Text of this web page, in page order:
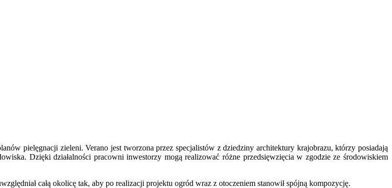
pielęgnacji zieleni. Verano jest tworzona przez specjalistów z dziedziny architektury krajobrazu, którzy posiadają
Dzięki działalności pracowni inwestorzy mogą realizować różne przedsięwzięcia w zgodzie ze środowiskiem
całą okolicę tak, aby po realizacji projektu ogród wraz z otoczeniem stanowił spójną kompozycję.